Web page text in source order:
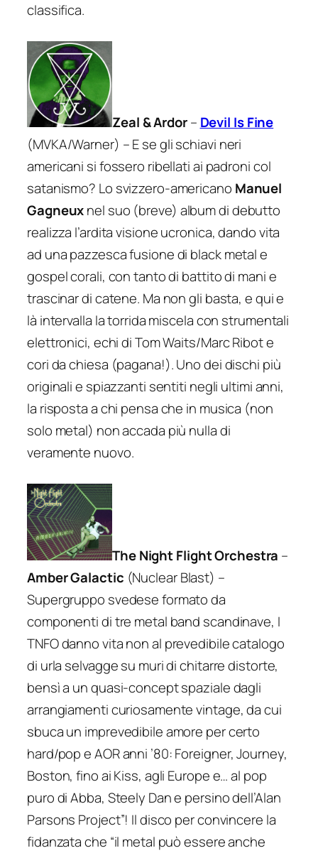
classifica.
Zeal & Ardor– Devil Is Fine
(MVKA/Warner) – E se gli schiavi neri
americani si fossero ribellati ai padroni col
satanismo? Lo svizzero-americano Manuel
Gagneuxnel suo (breve) album di debutto
realizza l’ardita visione ucronica, dando vita
ad una pazzesca fusione di black metal e
gospel corali, con tanto di battito di mani e
trascinar di catene. Ma non gli basta, e qui e
là intervalla la torrida miscela con strumentali
elettronici, echi di Tom Waits/Marc Ribot e
cori da chiesa (pagana!). Uno dei dischi più
originali e spiazzanti sentiti negli ultimi anni,
la risposta a chi pensa che in musica (non
solo metal) non accada più nulla di
veramente nuovo.
The Night Flight Orchestra –
Amber Galactic (Nuclear Blast) –
Supergruppo svedese formato da
componenti di tre metal band scandinave, I
TNFO danno vita non al prevedibile catalogo
di urla selvagge su muri di chitarre distorte,
bensì a un quasi-concept spaziale dagli
arrangiamenti curiosamente vintage, da cui
sbuca un imprevedibile amore per certo
hard/pop e AOR anni ’80: Foreigner, Journey,
Boston, fino ai Kiss, agli Europe e… al pop
puro di Abba, Steely Dan e persino dell’Alan
Parsons Project”! Il disco per convincere la
fidanzata che “il metal può essere anche